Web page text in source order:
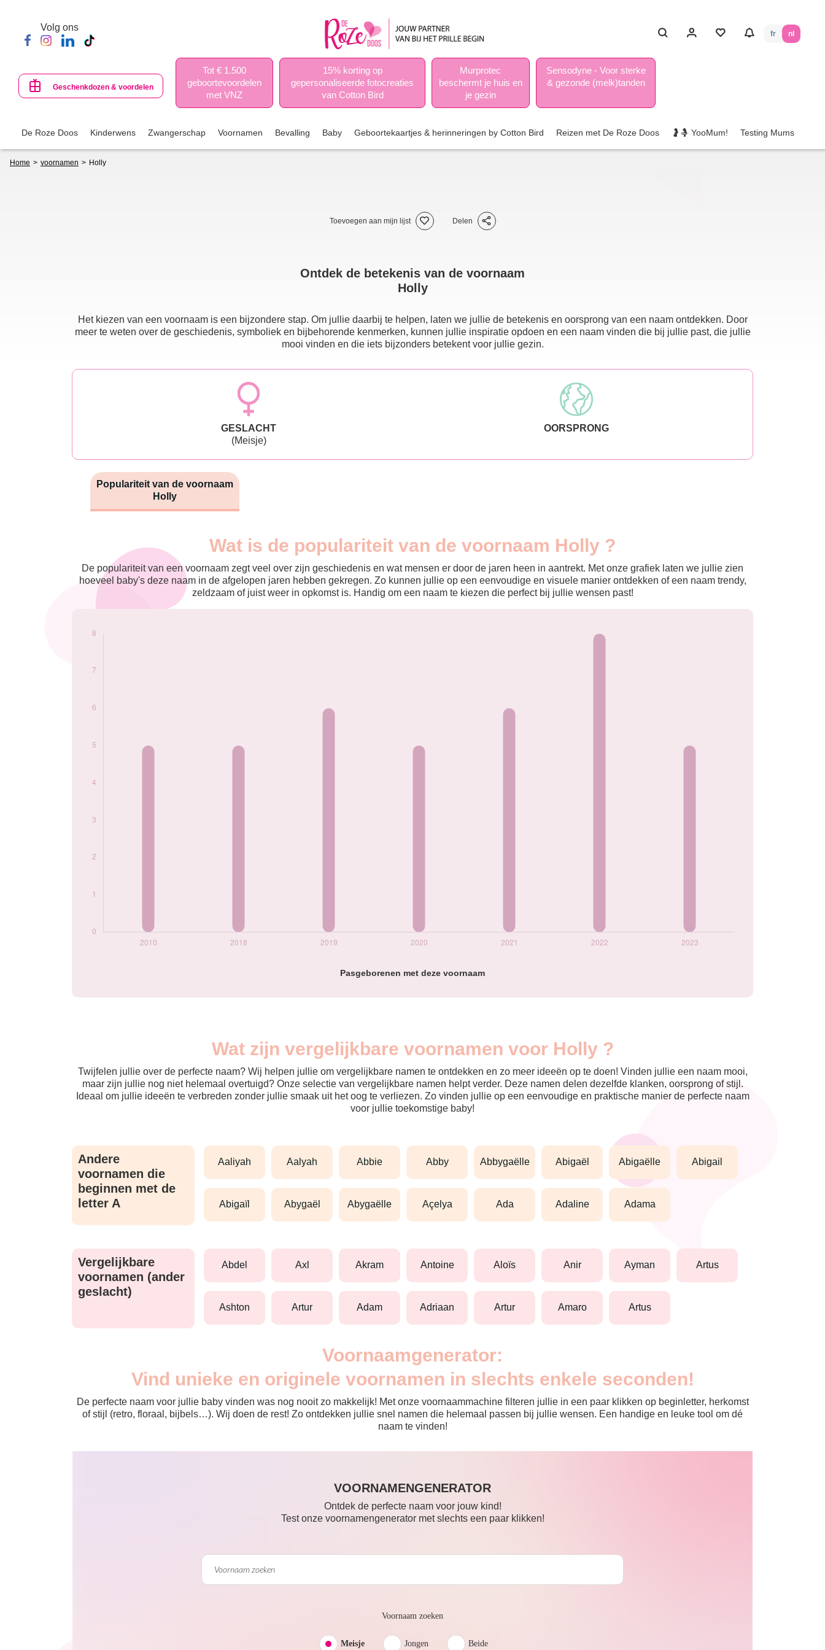
content
Volg ons
fr nl
Geschenkdozen & voordelen
Tot € 1.500
geboortevoordelen
met VNZ
15% korting op
gepersonaliseerde fotocreaties
van Cotton Bird
Murprotec
beschermt je huis en
je gezin
Sensodyne - Voor sterke
& gezonde (melk)tanden
De Roze Doos Kinderwens Zwangerschap Voornamen Bevalling Baby Geboortekaartjes & herinneringen by Cotton Bird Reizen met De Roze Doos 🤰🤱 YooMum! Testing Mums
Home voornamen Holly
Toevoegen aan mijn lijst Delen
Ontdek de betekenis van de voornaam
Holly
Het kiezen van een voornaam is een bijzondere stap. Om jullie daarbij te helpen, laten we jullie de betekenis en oorsprong van een naam ontdekken. Door
meer te weten over de geschiedenis, symboliek en bijbehorende kenmerken, kunnen jullie inspiratie opdoen en een naam vinden die bij jullie past, die jullie
mooi vinden en die iets bijzonders betekent voor jullie gezin.
GESLACHT
(Meisje)
OORSPRONG
Populariteit van de voornaam
Holly
Wat is de populariteit van de voornaam Holly ?
De populariteit van een voornaam zegt veel over zijn geschiedenis en wat mensen er door de jaren heen in aantrekt. Met onze grafiek laten we jullie zien
hoeveel baby's deze naam in de afgelopen jaren hebben gekregen. Zo kunnen jullie op een eenvoudige en visuele manier ontdekken of een naam trendy,
zeldzaam of juist weer in opkomst is. Handig om een naam te kiezen die perfect bij jullie wensen past!
Pasgeborenen met deze voornaam
Popularité du
2010
5
2018
5
2022
Wat zijn vergelijkbare voornamen voor Holly ?
Twijfelen jullie over de perfecte naam? Wij helpen jullie om vergelijkbare namen te ontdekken en zo meer ideeën op te doen! Vinden jullie een naam mooi,
maar zijn jullie nog niet helemaal overtuigd? Onze selectie van vergelijkbare namen helpt verder. Deze namen delen dezelfde klanken, oorsprong of stijl.
Ideaal om jullie ideeën te verbreden zonder jullie smaak uit het oog te verliezen. Zo vinden jullie op een eenvoudige en praktische manier de perfecte naam
voor jullie toekomstige baby!
Andere
voornamen die
beginnen met de
letter A
aaliyah aalyah abbie abby abbygaëlle abigaël abigaëlle abigail
abigaïl abygaël abygaëlle açelya ada adaline adama
Vergelijkbare
voornamen (ander
geslacht)
abdel axl akram antoine aloïs anir ayman artus
ashton artur adam adriaan artur amaro artus
Voornaamgenerator:
Vind unieke en originele voornamen in slechts enkele seconden!
De perfecte naam voor jullie baby vinden was nog nooit zo makkelijk! Met onze voornaammachine filteren jullie in een paar klikken op beginletter, herkomst
of stijl (retro, floraal, bijbels…). Wij doen de rest! Zo ontdekken jullie snel namen die helemaal passen bij jullie wensen. Een handige en leuke tool om dé
naam te vinden!
VOORNAMENGENERATOR
Ontdek de perfecte naam voor jouw kind!
Test onze voornamengenerator met slechts een paar klikken!
Voornaam zoeken
Meisje Jongen Beide